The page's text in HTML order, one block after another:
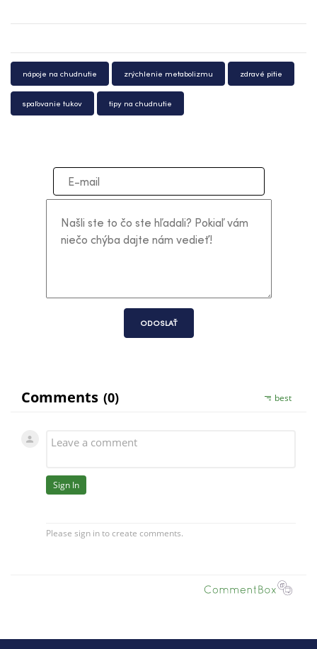
nápoje na chudnutie zrýchlenie metabolizmu zdravé pitie
spaľovanie tukov tipy na chudnutie
ODOSLAŤ